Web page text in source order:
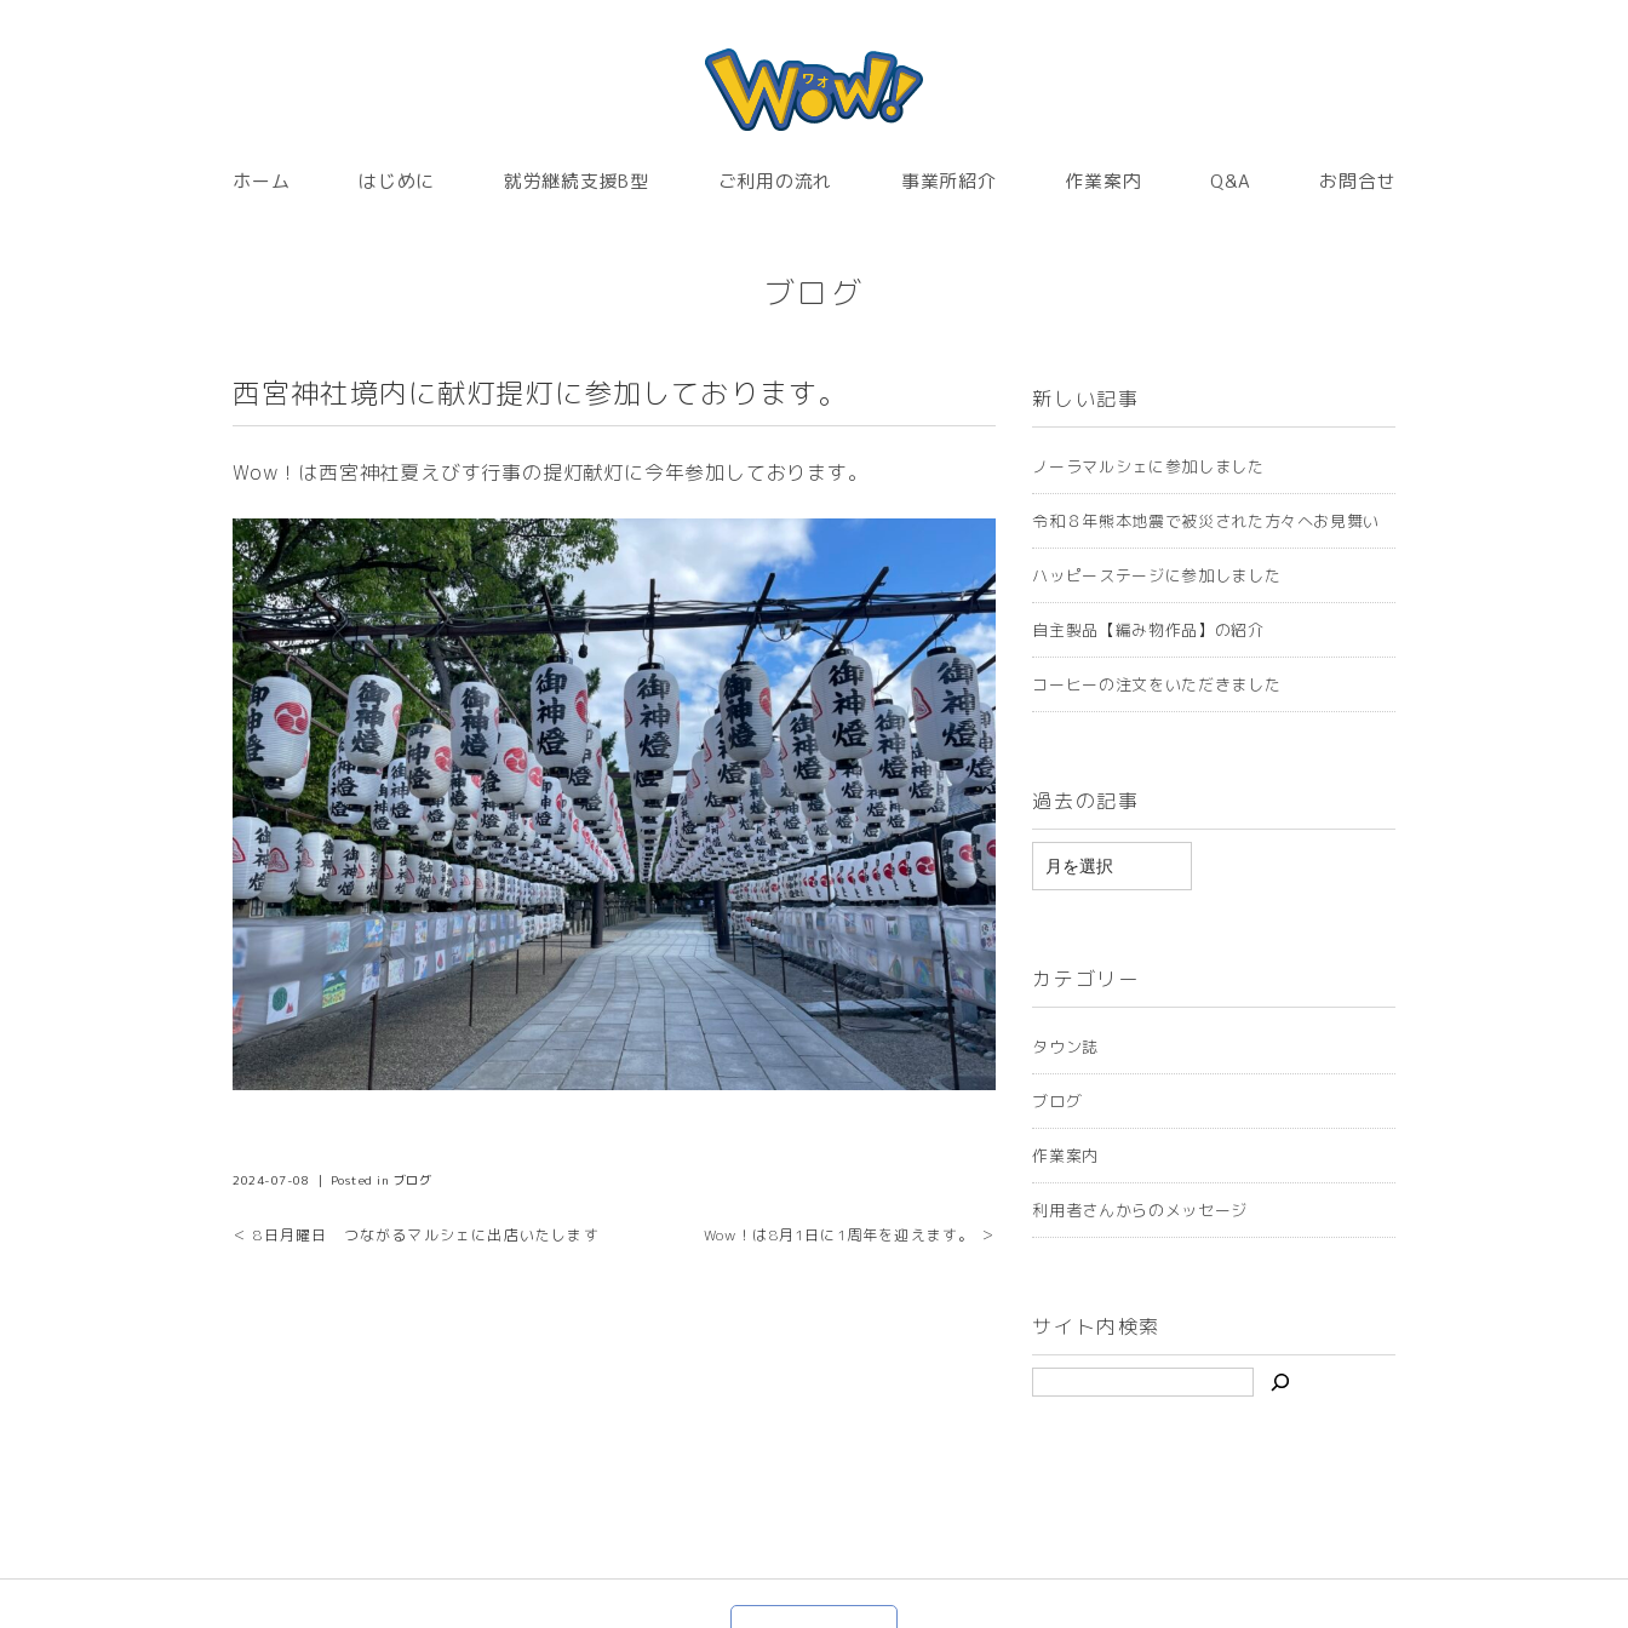
ホーム はじめに 就労継続支援B型 ご利用の流れ 事業所紹介 作業案内 Q&A お問合せ
ブログ
西宮神社境内に献灯提灯に参加しております。
Wow！は西宮神社夏えびす行事の提灯献灯に今年参加しております。
2024-07-08 ｜ Posted in ブログ
＜ 8日月曜日 つながるマルシェに出店いたします Wow！は8月1日に1周年を迎えます。 ＞
新しい記事
ノーラマルシェに参加しました
令和８年熊本地震で被災された方々へお見舞い
ハッピーステージに参加しました
自主製品【編み物作品】の紹介
コーヒーの注文をいただきました
過去の記事
ア
イ
ブ
カテゴリー
タウン誌
ブログ
作業案内
利用者さんからのメッセージ
サイト内検索